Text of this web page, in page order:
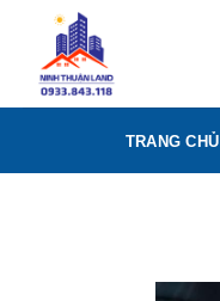
dung
TRANG CHỦ